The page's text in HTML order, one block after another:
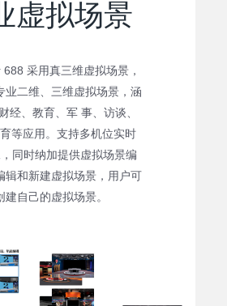
虚拟场景
688 采用真三维虚拟场景，
业二维、三维虚拟场景，涵
经、教育、军 事、访谈、
等应用。支持多机位实时
同时纳加提供虚拟场景编
辑和新建虚拟场景，用户可
建自己的虚拟场景。